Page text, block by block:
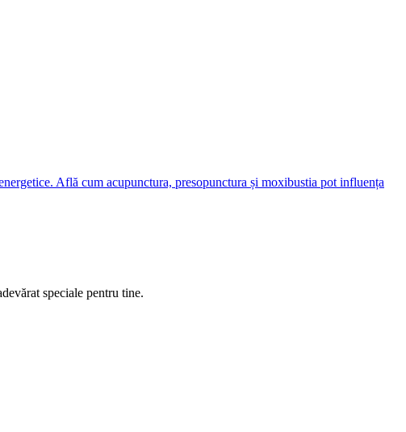
Află cum acupunctura, presopunctura și moxibustia pot influența
speciale pentru tine.